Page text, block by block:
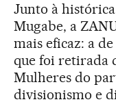
Junto à
Mugabe, a
mais eficaz: a
que foi retirada
Mulheres do
divisionismo e